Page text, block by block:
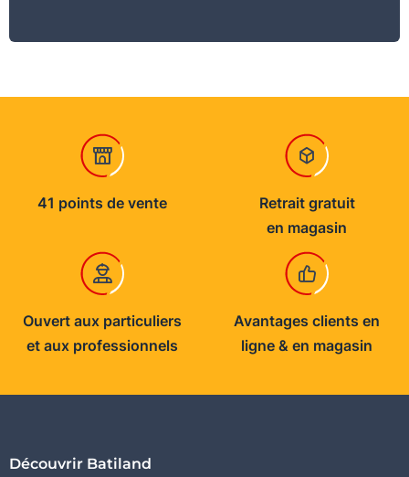
41 points de vente
Retrait gratuit
en magasin
Ouvert aux particuliers
et aux professionnels
Avantages clients en
ligne & en magasin
Découvrir Batiland